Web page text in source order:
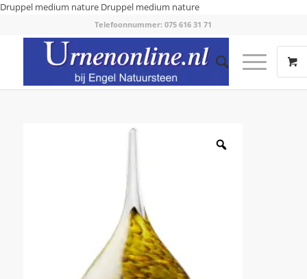
Druppel medium nature Druppel medium nature
Telefoonnummer: 075 616 31 71